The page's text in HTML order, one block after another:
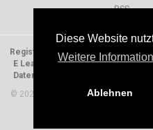
Diese Website
Weitere
Ablehnen
RSS
Registrieren Impressum
E Learning Einheiten
Datenschutzerklärung
© 2026 Arbeitsschutzfilm. Alle